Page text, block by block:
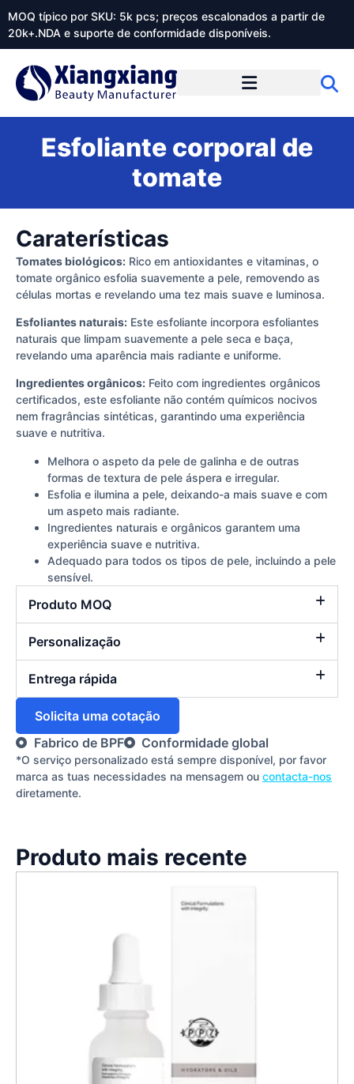
MOQ típico por SKU: 5k pcs; preços escalonados a partir de
20k+.NDA e suporte de conformidade disponíveis.
Esfoliante corporal de
tomate
Caraterísticas
Tomates biológicos: Rico em antioxidantes e vitaminas, o
tomate orgânico esfolia suavemente a pele, removendo as
células mortas e revelando uma tez mais suave e luminosa.
Esfoliantes naturais: Este esfoliante incorpora esfoliantes
naturais que limpam suavemente a pele seca e baça,
revelando uma aparência mais radiante e uniforme.
Ingredientes orgânicos: Feito com ingredientes orgânicos
certificados, este esfoliante não contém químicos nocivos
nem fragrâncias sintéticas, garantindo uma experiência
suave e nutritiva.
Melhora o aspeto da pele de galinha e de outras
formas de textura de pele áspera e irregular.
Esfolia e ilumina a pele, deixando-a mais suave e com
um aspeto mais radiante.
Ingredientes naturais e orgânicos garantem uma
experiência suave e nutritiva.
Adequado para todos os tipos de pele, incluindo a pele
sensível.
Produto MOQ
Personalização
Entrega rápida
Solicita uma cotação
Fabrico de BPF
Conformidade global
*O serviço personalizado está sempre disponível, por favor
marca as tuas necessidades na mensagem ou contacta-nos
diretamente.
Produto mais recente